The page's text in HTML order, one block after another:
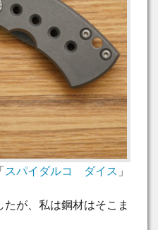
スパイダルコ ダイス 」
が、私は鋼材はそこま